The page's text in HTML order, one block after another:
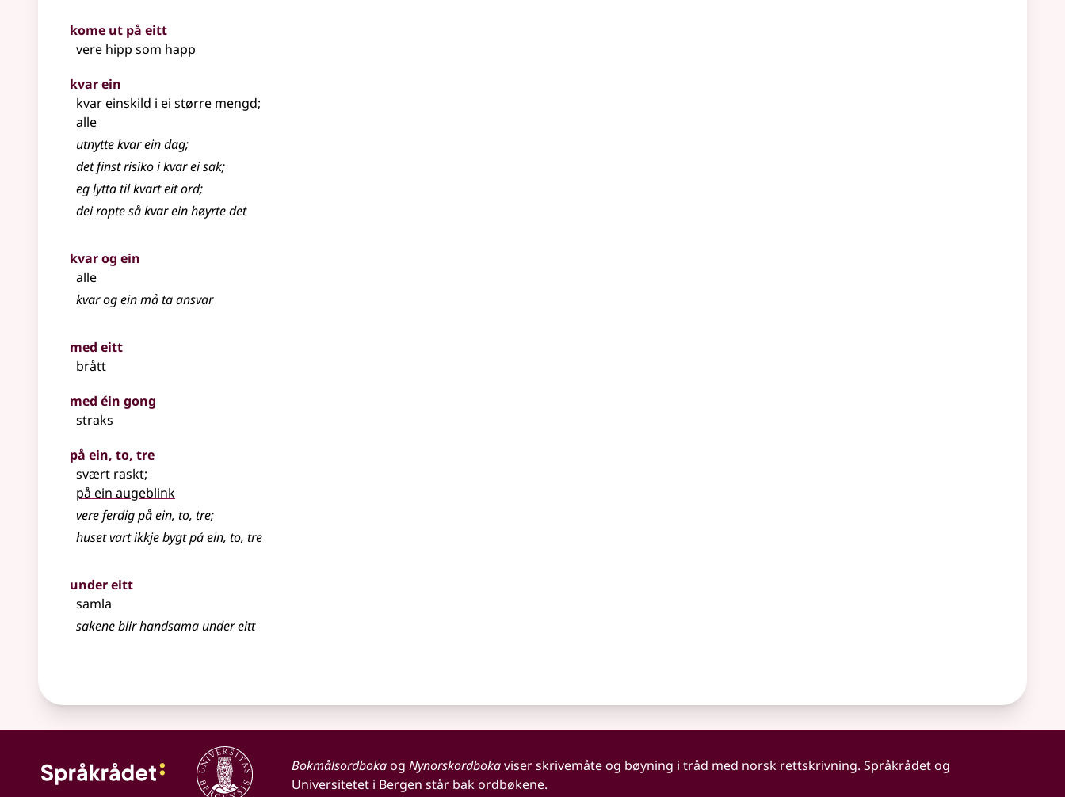
kome ut på eitt
vere hipp som happ
kvar ein
kvar einskild i ei større mengd;
alle
utnytte kvar ein dag;
det finst risiko i kvar ei sak;
eg lytta til kvart eit ord;
dei ropte så kvar ein høyrte det
kvar og ein
alle
kvar og ein må ta ansvar
med eitt
brått
med éin gong
straks
på ein, to, tre
svært raskt;
på ein augeblink
vere ferdig på ein, to, tre;
huset vart ikkje bygt på ein, to, tre
under eitt
samla
sakene blir handsama under eitt
Bokmålsordbokaog Nynorskordbokaviser skrivemåte og bøyning i tråd med norsk rettskrivning. Språkrådet og
Universitetet i Bergen står bak ordbøkene.